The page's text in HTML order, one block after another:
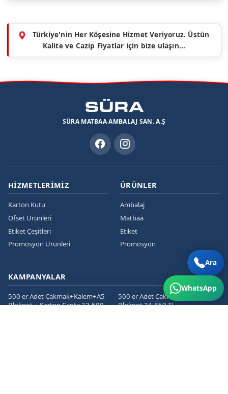
Türkiye'nin Her Köşesine Hizmet Veriyoruz. Üstün
Kalite ve Cazip Fiyatlar için bize ulaşın...
SÜRA MATBAA AMBALAJ SAN. A.Ş
HIZMETLERIMIZ
Karton Kutu
Ofset Ürünleri
Etiket Çeşitleri
Promosyon Ürünleri
ÜRÜNLER
Ambalaj
Matbaa
Etiket
Promosyon
KAMPANYALAR
500 er Adet Çakmak+Kalem+A5
Bloknot + Karton Çanta 32.500
500 er Adet Çakmak+Kalem+A5
Bloknot 24.850 TL
Ara
WhatsApp